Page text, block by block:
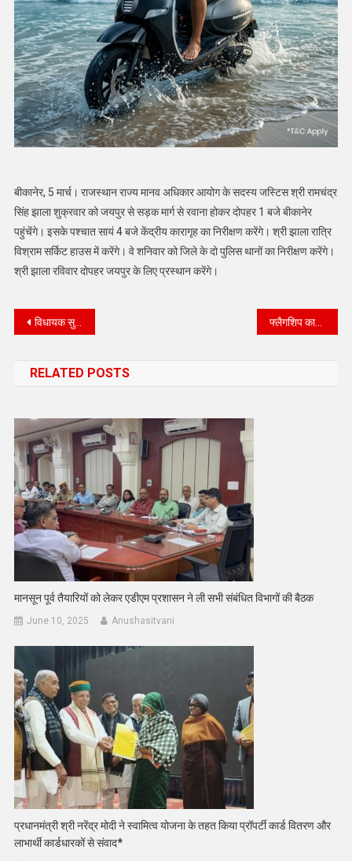
बीकानेर, 5 मार्च। राजस्थान राज्य मानव अधिकार आयोग के सदस्य जस्टिस श्री रामचंद्र
सिंह झाला शुक्रवार को जयपुर से सड़क मार्ग से रवाना होकर दोपहर 1 बजे बीकानेर
पहुंचेंगे। इसके पश्चात सायं 4 बजे केंद्रीय कारागृह का निरीक्षण करेंगे। श्री झाला रात्रि
विश्राम सर्किट हाउस में करेंगे। वे शनिवार को जिले के दो पुलिस थानों का निरीक्षण करेंगे।
श्री झाला रविवार दोपहर जयपुर के लिए प्रस्थान करेंगे।
Post
विधायक सुश्री सिद्धि कुमारी और जिला कलेक्टर ने राजसखी बीकाणा मेला 2025” का उद्घाटन किया फ्लैगशिप कार्यक्रम ‘शुद्ध आहारहैमिलावट पर वार’ के तहत स्वास्थ्य विभाग द्वारा निरीक्षण
RELATED POSTS
मानसून पूर्व तैयारियों को लेकर एडीएम प्रशासन ने ली सभी संबंधित विभागों की बैठक
June 10, 2025 Anushasitvani
प्रधानमंत्री श्री नरेंद्र मोदी ने स्वामित्व योजना के तहत किया प्रॉपर्टी कार्ड वितरण और
लाभार्थी कार्डधारकों से संवाद*